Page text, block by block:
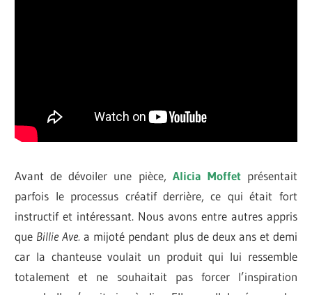
Avant de dévoiler une pièce, Alicia Moffet présentait
parfois le processus créatif derrière, ce qui était fort
instructif et intéressant. Nous avons entre autres appris
que Billie Ave. a mijoté pendant plus de deux ans et demi
car la chanteuse voulait un produit qui lui ressemble
totalement et ne souhaitait pas forcer l’inspiration